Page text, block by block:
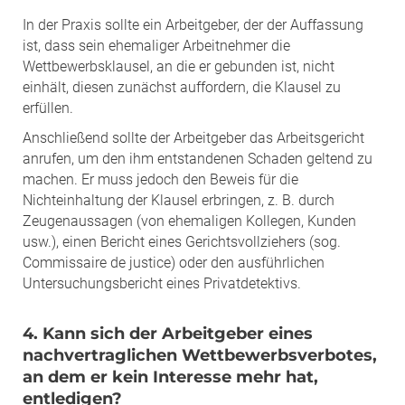
In der Praxis sollte ein Arbeitgeber, der der Auffassung
ist, dass sein ehemaliger Arbeitnehmer die
Wettbewerbsklausel, an die er gebunden ist, nicht
einhält, diesen zunächst auffordern, die Klausel zu
erfüllen.
Anschließend sollte der Arbeitgeber das Arbeitsgericht
anrufen, um den ihm entstandenen Schaden geltend zu
machen. Er muss jedoch den Beweis für die
Nichteinhaltung der Klausel erbringen, z. B. durch
Zeugenaussagen (von ehemaligen Kollegen, Kunden
usw.), einen Bericht eines Gerichtsvollziehers (sog.
Commissaire de justice) oder den ausführlichen
Untersuchungsbericht eines Privatdetektivs.
4. Kann sich der Arbeitgeber eines
nachvertraglichen Wettbewerbsverbotes,
an dem er kein Interesse mehr hat,
entledigen?